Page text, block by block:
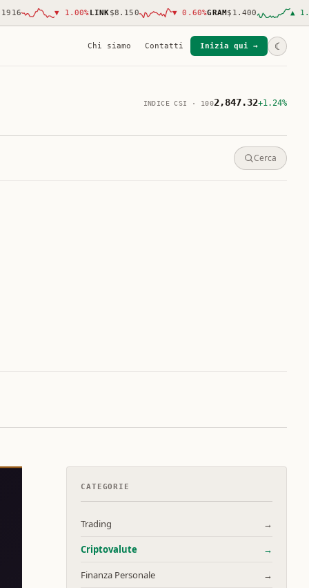
▼ 1.00 % LINK$8.150 ▼ 0.60 % GRAM$1.400 ▲ 1.00 %
Chi siamo Contatti Inizia qui → ☾
INDICE CSI · 1002,847.32+1.24%
Cerca
CATEGORIE
Trading →
Criptovalute →
Finanza Personale →